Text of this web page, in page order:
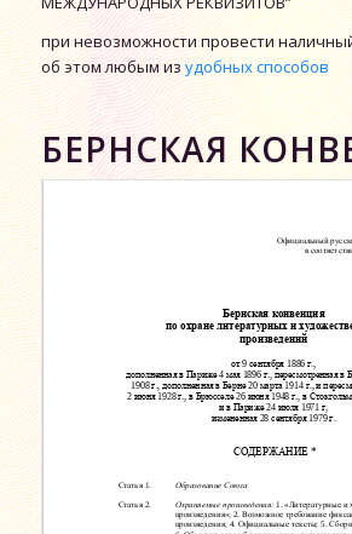
при невозможности провести
об этом любым изудобных способов
БЕРНСКАЯ